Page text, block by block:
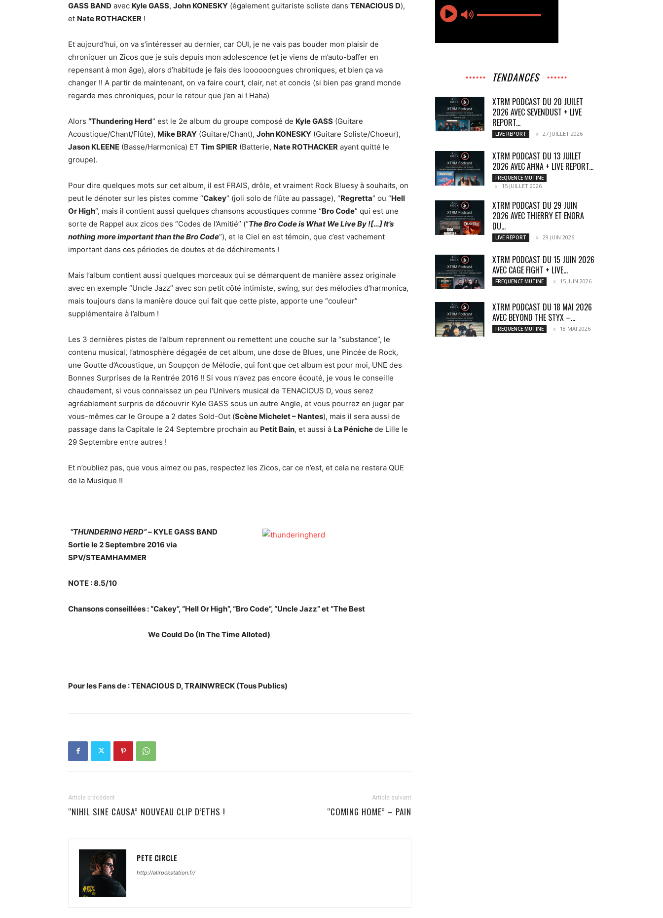
GASS BAND avec Kyle GASS, John KONESKY (également guitariste soliste dans TENACIOUS D),
et Nate ROTHACKER !
Et aujourd’hui, on va s’intéresser au dernier, car OUI, je ne vais pas bouder mon plaisir de
chroniquer un Zicos que je suis depuis mon adolescence (et je viens de m’auto-baffer en
repensant à mon âge), alors d’habitude je fais des loooooongues chroniques, et bien ça va
changer !! A partir de maintenant, on va faire court, clair, net et concis (si bien pas grand monde
regarde mes chroniques, pour le retour que j’en ai ! Haha)
Alors “Thundering Herd” est le 2e album du groupe composé de Kyle GASS (Guitare
Acoustique/Chant/Flûte), Mike BRAY (Guitare/Chant), John KONESKY (Guitare Soliste/Choeur),
Jason KLEENE (Basse/Harmonica) ET Tim SPIER (Batterie, Nate ROTHACKER ayant quitté le
groupe).
Pour dire quelques mots sur cet album, il est FRAIS, drôle, et vraiment Rock Bluesy à souhaits, on
peut le dénoter sur les pistes comme “Cakey” (joli solo de flûte au passage), “Regretta” ou “Hell
Or High“, mais il contient aussi quelques chansons acoustiques comme “Bro Code” qui est une
sorte de Rappel aux zicos des “Codes de l’Amitié” (“The Bro Code is What We Live By ![…] It’s
nothing more important than the Bro Code“), et le Ciel en est témoin, que c’est vachement
important dans ces périodes de doutes et de déchirements !
Mais l’album contient aussi quelques morceaux qui se démarquent de manière assez originale
avec en exemple “Uncle Jazz” avec son petit côté intimiste, swing, sur des mélodies d’harmonica,
mais toujours dans la manière douce qui fait que cette piste, apporte une “couleur”
supplémentaire à l’album !
Les 3 dernières pistes de l’album reprennent ou remettent une couche sur la “substance”, le
contenu musical, l’atmosphère dégagée de cet album, une dose de Blues, une Pincée de Rock,
une Goutte d’Acoustique, un Soupçon de Mélodie, qui font que cet album est pour moi, UNE des
Bonnes Surprises de la Rentrée 2016 !! Si vous n’avez pas encore écouté, je vous le conseille
chaudement, si vous connaissez un peu l’Univers musical de TENACIOUS D, vous serez
agréablement surpris de découvrir Kyle GASS sous un autre Angle, et vous pourrez en juger par
vous-mêmes car le Groupe a 2 dates Sold-Out (Scène Michelet – Nantes), mais il sera aussi de
passage dans la Capitale le 24 Septembre prochain au Petit Bain, et aussi à La Pénichede Lille le
29 Septembre entre autres !
Et n’oubliez pas, que vous aimez ou pas, respectez les Zicos, car ce n’est, et cela ne restera QUE
de la Musique !!
“THUNDERING HERD” – KYLE GASS BAND
Sortie le 2 Septembre 2016 via
SPV/STEAMHAMMER
NOTE : 8.5/10
Chansons conseillées : “Cakey”, “Hell Or High”, “Bro Code”, “Uncle Jazz” et “The Best
We Could Do (In The Time Alloted)
Pour les Fans de : TENACIOUS D, TRAINWRECK (Tous Publics)
Article précédent
“NIHIL SINE CAUSA” NOUVEAU CLIP D’ETHS !
Article suivant
“COMING HOME” – PAIN
PETE CIRCLE
http://allrockstation.fr/
TENDANCES
XTRM PODCAST DU 20 JUILET
2026 AVEC SEVENDUST + LIVE
REPORT...
LIVE REPORT 27 JUILLET 2026
XTRM PODCAST DU 13 JUILET
2026 AVEC AĦNA + LIVE REPORT...
FREQUENCE MUTINE
15 JUILLET 2026
XTRM PODCAST DU 29 JUIN
2026 AVEC THIERRY ET ENORA
DU...
LIVE REPORT 29 JUIN 2026
XTRM PODCAST DU 15 JUIN 2026
AVEC CAGE FIGHT + LIVE...
FREQUENCE MUTINE 15 JUIN 2026
XTRM PODCAST DU 18 MAI 2026
AVEC BEYOND THE STYX –...
FREQUENCE MUTINE 18 MAI 2026